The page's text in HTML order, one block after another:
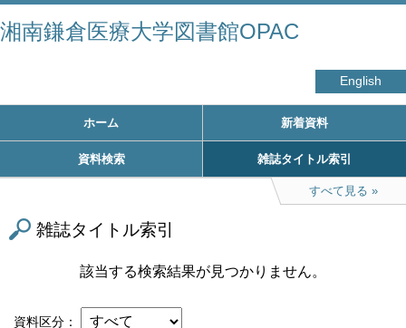
湘南鎌倉医療大学図書館OPAC
English
ホーム 新着資料
資料検索 雑誌タイトル索引
すべて見る
雑誌タイトル索引
該当する検索結果が見つかりません。
資料区分